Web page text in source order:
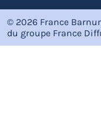
© 2026 France
du groupe France